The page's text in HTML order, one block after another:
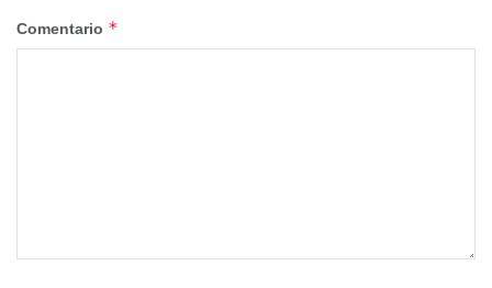
Comentario *